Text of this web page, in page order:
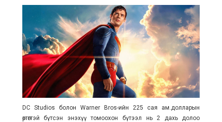
DC Studios болон Warner Bros-ийн 225 сая ам.долларын
өртөгтэй бүтсэн энэхүү томоохон бүтээл нь 2 дахь долоо